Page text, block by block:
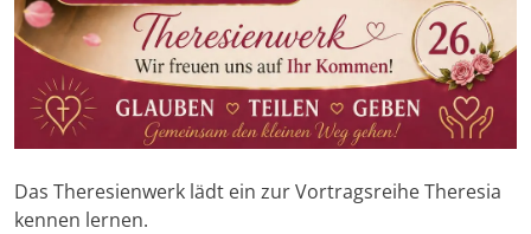
Das Theresienwerk lädt ein zur Vortragsreihe Theresia
kennen lernen.